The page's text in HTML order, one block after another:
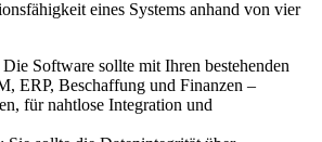
eines Systems anhand von vier
Die Software sollte mit Ihren bestehenden
ERP, Beschaffung und Finanzen –
für nahtlose Integration und